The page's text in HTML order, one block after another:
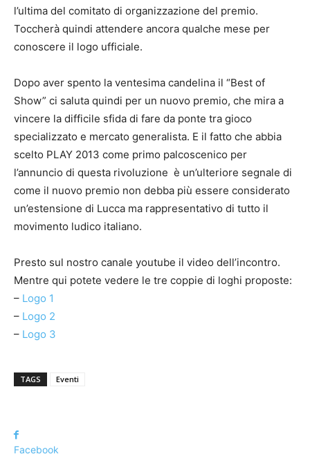
l’ultima del comitato di organizzazione del premio.
Toccherà quindi attendere ancora qualche mese per
conoscere il logo ufficiale.
Dopo aver spento la ventesima candelina il “Best of
Show” ci saluta quindi per un nuovo premio, che mira a
vincere la difficile sfida di fare da ponte tra gioco
specializzato e mercato generalista. E il fatto che abbia
scelto PLAY 2013 come primo palcoscenico per
l’annuncio di questa rivoluzione è un’ulteriore segnale di
come il nuovo premio non debba più essere considerato
un’estensione di Lucca ma rappresentativo di tutto il
movimento ludico italiano.
Presto sul nostro canale youtube il video dell’incontro.
Mentre qui potete vedere le tre coppie di loghi proposte:
– Logo 1
– Logo 2
– Logo 3
TAGS Eventi
Facebook